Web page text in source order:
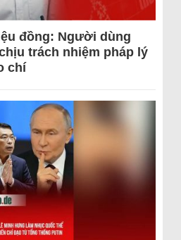
đồng: Người dùng
trách nhiệm pháp lý
chí